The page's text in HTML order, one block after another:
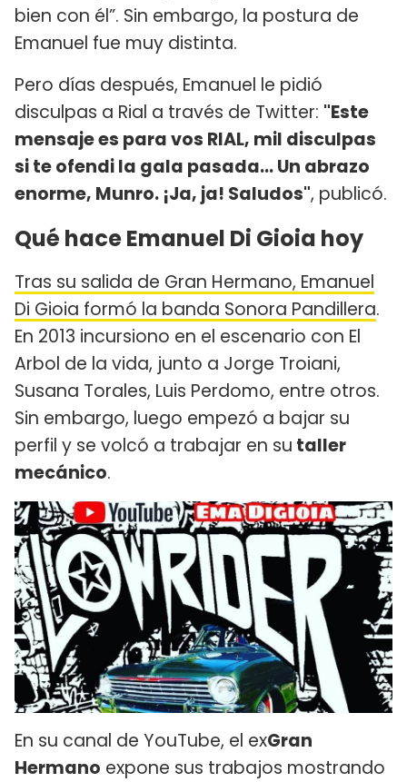
bien con él”. Sin embargo, la postura de
Emanuel fue muy distinta.
Pero días después, Emanuel le pidió
disculpas a Rial a través de Twitter: "Este
mensaje es para vos RIAL, mil disculpas
si te ofendi la gala pasada... Un abrazo
enorme, Munro. ¡Ja, ja! Saludos", publicó.
Qué hace Emanuel Di Gioia hoy
Tras su salida de Gran Hermano, Emanuel
Di Gioia formó la banda Sonora Pandillera.
En 2013 incursiono en el escenario con El
Arbol de la vida, junto a Jorge Troiani,
Susana Torales, Luis Perdomo, entre otros.
Sin embargo, luego empezó a bajar su
perfil y se volcó a trabajar en su taller
mecánico.
En su canal de YouTube, el exGran
Hermano expone sus trabajos mostrando